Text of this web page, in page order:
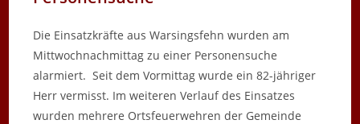
Die Einsatzkräfte aus Warsingsfehn wurden am
Mittwochnachmittag zu einer Personensuche
alarmiert. Seit dem Vormittag wurde ein 82-jähriger
Herr vermisst. Im weiteren Verlauf des Einsatzes
wurden mehrere Ortsfeuerwehren der Gemeinde